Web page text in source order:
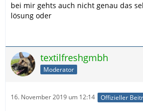
bei mir gehts auch nicht genau das
lösung oder
textilfreshgmbh
Moderator
16. November 2019 um 12:14 Offizieller